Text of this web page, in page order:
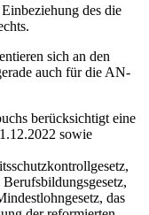
des die
sich an den
auch für die AN-
berücksichtigt eine
sowie
das